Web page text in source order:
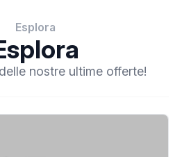
Esplora
nostre ultime offerte!